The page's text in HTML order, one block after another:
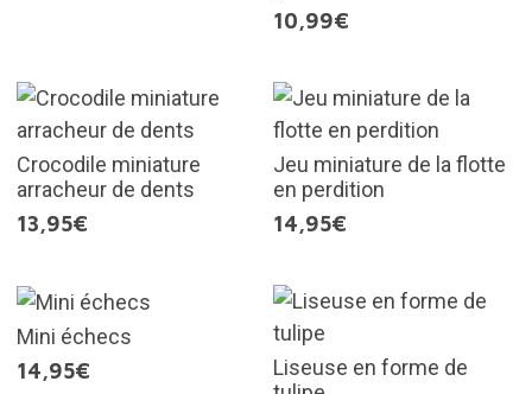
10,99€
Crocodile miniature
arracheur de dents
13,95€
Jeu miniature de la flotte
en perdition
14,95€
Mini échecs
14,95€
Liseuse en forme de